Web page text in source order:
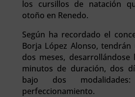
los cursillos de natación
otoño en Renedo.
Según ha recordado el
Borja López Alonso,
dos meses, desarrollándose
minutos de duración, dos
bajo dos
perfeccionamiento.